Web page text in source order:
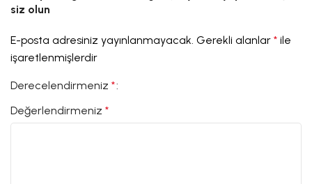
siz olun
E-posta adresiniz yayınlanmayacak. Gerekli alanlar* ile
işaretlenmişlerdir
Derecelendirmeniz*
Değerlendirmeniz*